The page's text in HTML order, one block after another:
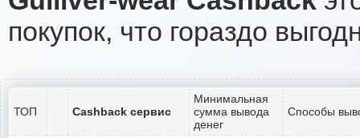
покупок, что гораздо
ТОП Cashback сервис
Минимальная
сумма вывода
денег
Способы